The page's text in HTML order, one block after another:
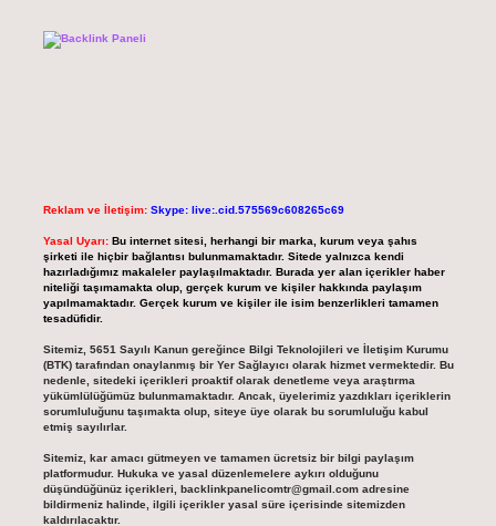
Reklam ve İletişim: Skype: live:.cid.575569c608265c69
Yasal Uyarı: Bu internet sitesi, herhangi bir marka, kurum veya şahıs
şirketi ile hiçbir bağlantısı bulunmamaktadır. Sitede yalnızca kendi
hazırladığımız makaleler paylaşılmaktadır. Burada yer alan içerikler haber
niteliği taşımamakta olup, gerçek kurum ve kişiler hakkında paylaşım
yapılmamaktadır. Gerçek kurum ve kişiler ile isim benzerlikleri tamamen
tesadüfidir.
Sitemiz, 5651 Sayılı Kanun gereğince Bilgi Teknolojileri ve İletişim Kurumu
(BTK) tarafından onaylanmış bir Yer Sağlayıcı olarak hizmet vermektedir. Bu
nedenle, sitedeki içerikleri proaktif olarak denetleme veya araştırma
yükümlülüğümüz bulunmamaktadır. Ancak, üyelerimiz yazdıkları içeriklerin
sorumluluğunu taşımakta olup, siteye üye olarak bu sorumluluğu kabul
etmiş sayılırlar.
Sitemiz, kar amacı gütmeyen ve tamamen ücretsiz bir bilgi paylaşım
platformudur. Hukuka ve yasal düzenlemelere aykırı olduğunu
düşündüğünüz içerikleri, backlinkpanelicomtr@gmail.comadresine
bildirmeniz halinde, ilgili içerikler yasal süre içerisinde sitemizden
kaldırılacaktır.